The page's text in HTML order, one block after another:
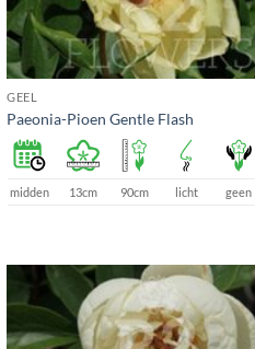
GEEL
Paeonia-Pioen Gentle Flash
midden 13cm 90cm licht geen